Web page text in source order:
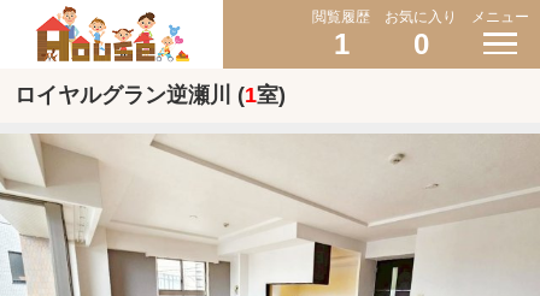
閲覧履歴
1
お気に入り
0
メニュー
ロイヤルグラン逆瀬川 (1室)